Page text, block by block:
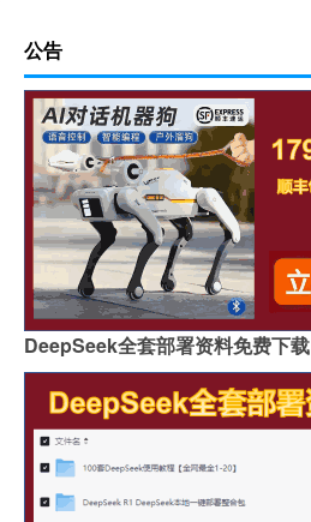
公告
DeepSeek全套部署资料免费下载